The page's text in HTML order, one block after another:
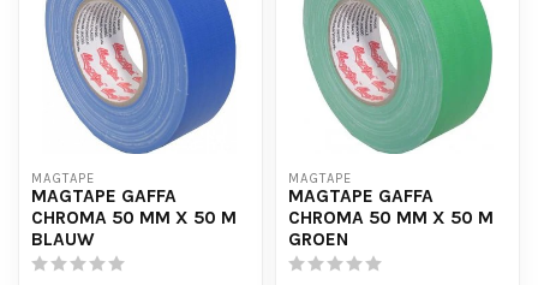
MAGTAPE
MAGTAPE GAFFA
CHROMA 50 MM X 50 M
BLAUW
MAGTAPE
MAGTAPE GAFFA
CHROMA 50 MM X 50 M
GROEN